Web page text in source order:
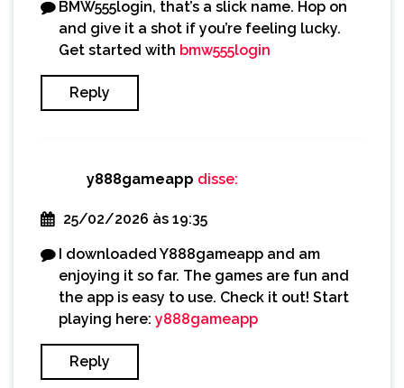
BMW555login, that’s a slick name. Hop on
and give it a shot if you’re feeling lucky.
Get started with bmw555login
Reply
y888gameapp disse:
25/02/2026 às 19:35
I downloaded Y888gameapp and am
enjoying it so far. The games are fun and
the app is easy to use. Check it out! Start
playing here: y888gameapp
Reply